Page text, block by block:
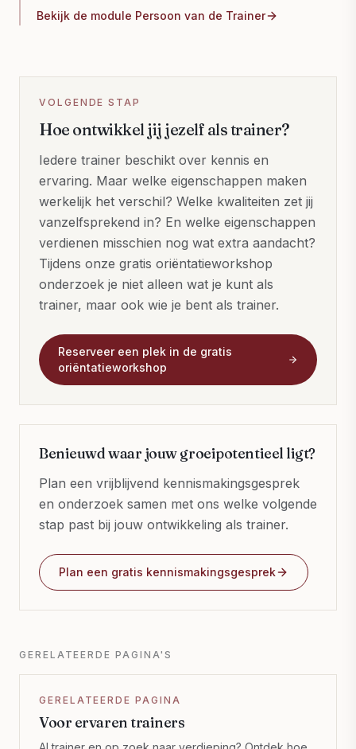
Bekijk de module Persoon van de Trainer
VOLGENDE STAP
Hoe ontwikkel jij jezelf als trainer?
Iedere trainer beschikt over kennis en
ervaring. Maar welke eigenschappen maken
werkelijk het verschil? Welke kwaliteiten zet jij
vanzelfsprekend in? En welke eigenschappen
verdienen misschien nog wat extra aandacht?
Tijdens onze gratis oriëntatieworkshop
onderzoek je niet alleen wat je kunt als
trainer, maar ook wie je bent als trainer.
Reserveer een plek in de gratis
oriëntatieworkshop
Benieuwd waar jouw groeipotentieel ligt?
Plan een vrijblijvend kennismakingsgesprek
en onderzoek samen met ons welke volgende
stap past bij jouw ontwikkeling als trainer.
Plan een gratis kennismakingsgesprek
GERELATEERDE PAGINA'S
GERELATEERDE PAGINA
Voor ervaren trainers